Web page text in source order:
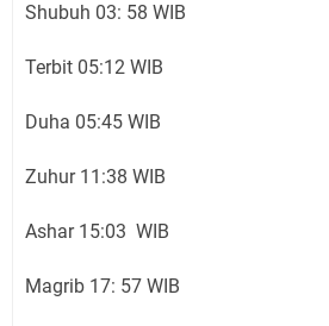
Shubuh 03: 58 WIB
Terbit 05:12 WIB
Duha 05:45 WIB
Zuhur 11:38 WIB
Ashar 15:03 WIB
Magrib 17: 57 WIB